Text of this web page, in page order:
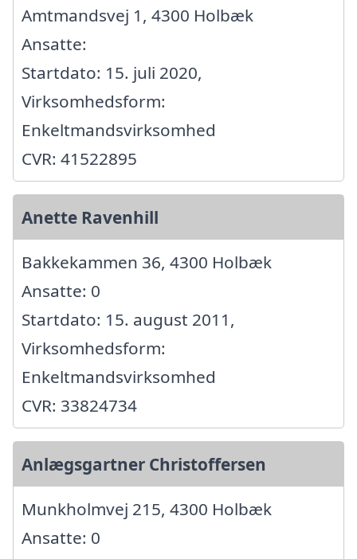
Amtmandsvej 1, 4300 Holbæk
Ansatte:
Startdato: 15. juli 2020,
Virksomhedsform:
Enkeltmandsvirksomhed
CVR: 41522895
Anette Ravenhill
Bakkekammen 36, 4300 Holbæk
Ansatte: 0
Startdato: 15. august 2011,
Virksomhedsform:
Enkeltmandsvirksomhed
CVR: 33824734
Anlægsgartner Christoffersen
Munkholmvej 215, 4300 Holbæk
Ansatte: 0